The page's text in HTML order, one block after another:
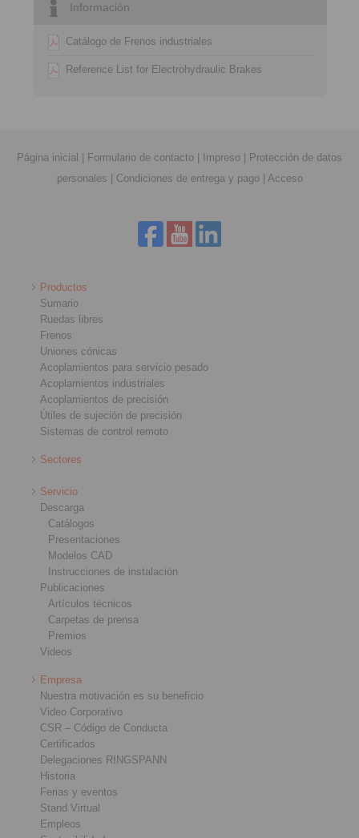
Información
Catálogo de Frenos industriales
Reference List for Electrohydraulic Brakes
Página inicial Formulario de contacto Impreso
Protección de datos
personales
Condiciones de entrega y pago| Acceso
Productos
Sumario
Ruedas libres
Frenos
Uniones cónicas
Acoplamientos para servicio pesado
Acoplamientos industriales
Acoplamientos de precisión
Útiles de sujeción de precisión
Sistemas de control remoto
Sectores
Servicio
Descarga
Catálogos
Presentaciones
Modelos CAD
Instrucciones de instalación
Publicaciones
Artículos técnicos
Carpetas de prensa
Premios
Videos
Empresa
Nuestra motivación es su beneficio
Video Corporativo
CSR – Código de Conducta
Certificados
Delegaciones RINGSPANN
Historia
Ferias y eventos
Stand Virtual
Empleos